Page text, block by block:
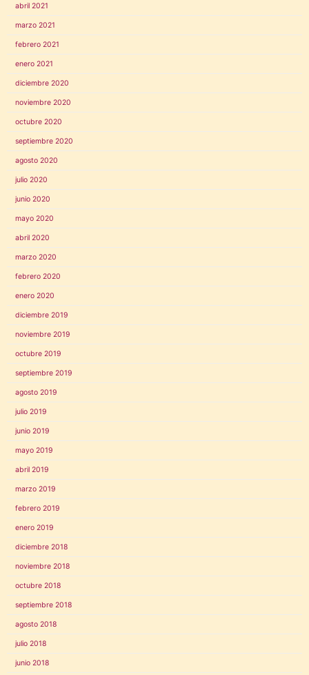
abril 2021
marzo 2021
febrero 2021
enero 2021
diciembre 2020
noviembre 2020
octubre 2020
septiembre 2020
agosto 2020
julio 2020
junio 2020
mayo 2020
abril 2020
marzo 2020
febrero 2020
enero 2020
diciembre 2019
noviembre 2019
octubre 2019
septiembre 2019
agosto 2019
julio 2019
junio 2019
mayo 2019
abril 2019
marzo 2019
febrero 2019
enero 2019
diciembre 2018
noviembre 2018
octubre 2018
septiembre 2018
agosto 2018
julio 2018
junio 2018